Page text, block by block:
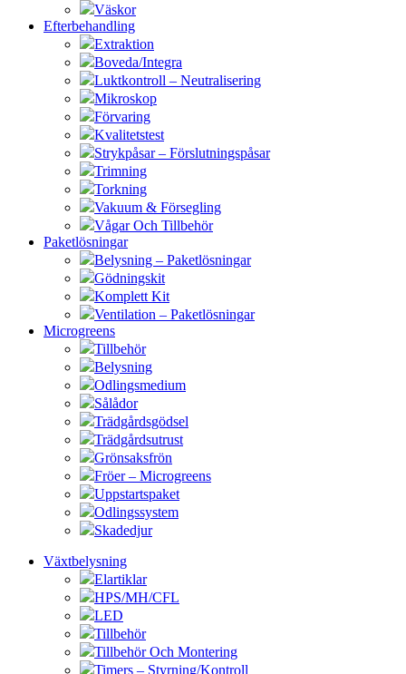
Väskor
Efterbehandling
Extraktion
Boveda/Integra
Luktkontroll – Neutralisering
Mikroskop
Förvaring
Kvalitetstest
Strykpåsar – Förslutningspåsar
Trimning
Torkning
Vakuum & Försegling
Vågar Och Tillbehör
Paketlösningar
Belysning – Paketlösningar
Gödningskit
Komplett Kit
Ventilation – Paketlösningar
Microgreens
Tillbehör
Belysning
Odlingsmedium
Sålådor
Trädgårdsgödsel
Trädgårdsutrust
Grönsaksfrön
Fröer – Microgreens
Uppstartspaket
Odlingssystem
Skadedjur
Växtbelysning
Elartiklar
HPS/MH/CFL
LED
Tillbehör
Tillbehör Och Montering
Timers – Styrning/Kontroll